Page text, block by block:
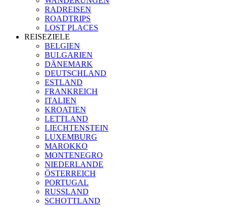
RADREISEN
ROADTRIPS
LOST PLACES
REISEZIELE
BELGIEN
BULGARIEN
DÄNEMARK
DEUTSCHLAND
ESTLAND
FRANKREICH
ITALIEN
KROATIEN
LETTLAND
LIECHTENSTEIN
LUXEMBURG
MAROKKO
MONTENEGRO
NIEDERLANDE
ÖSTERREICH
PORTUGAL
RUSSLAND
SCHOTTLAND